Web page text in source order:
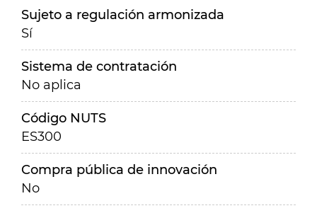
Sujeto a regulación armonizada
Sí
Sistema de contratación
No aplica
Código NUTS
ES300
Compra pública de innovación
No